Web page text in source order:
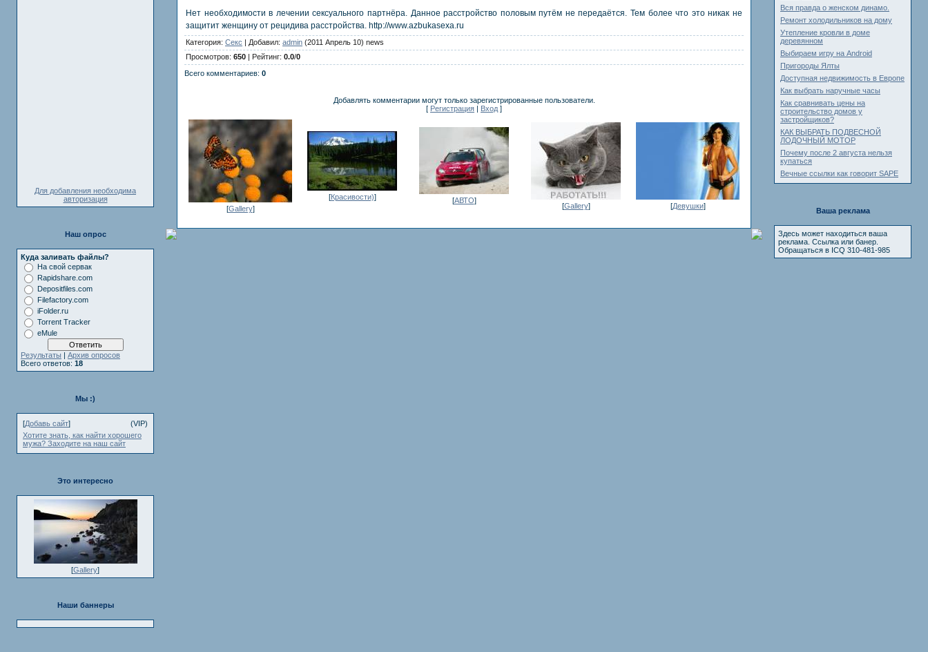
Для добавления необходима
авторизация
Наш опрос
Куда заливать файлы?
На свой сервак
Rapidshare.com
Depositfiles.com
Filefactory.com
iFolder.ru
Torrent Tracker
eMule
Результаты | Архив опросов
Всего ответов: 18
Мы :)
[Добавь сайт]
(VIP)
Хотите знать, как найти хорошего
мужа? Заходите на наш сайт
Это интересно
[Gallery]
Наши баннеры
Нет необходимости в лечении сексуального партнёра. Данное расстройство половым путём не передаётся. Тем более что это никак не
защитит женщину от рецидива расстройства. http://www.azbukasexa.ru
Категория: Секс | Добавил: admin (2011 Апрель 10) news
Просмотров: 650 | Рейтинг: 0.0/0
Всего комментариев: 0
Добавлять комментарии могут только зарегистрированные пользователи.
[ Регистрация | Вход ]
[Gallery]
[Красивости)] [АВТО]
[Gallery] [Девушки]
Вся правда о женском динамо.
Ремонт холодильников на дому
Утепление кровли в доме
деревянном
Выбираем игру на Android
Пригороды Ялты
Доступная недвижимость в Европе
Как выбрать наручные часы
Как сравнивать цены на
строительство домов у
застройщиков?
КАК ВЫБРАТЬ ПОДВЕСНОЙ
ЛОДОЧНЫЙ МОТОР
Почему после 2 августа нельзя
купаться
Вечные ссылки как говорит SAPE
Ваша реклама
Здесь может находиться ваша
реклама. Ссылка или банер.
Обращаться в ICQ 310-481-985